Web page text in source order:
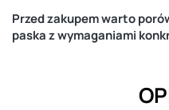
Przed zakupem warto
paska z wymaganiami